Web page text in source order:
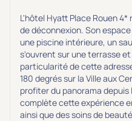
L'hôtel Hyatt Place Rouen
de déconnexion. Son
une piscine intérieure, un
s'ouvrent sur une terrasse
particularité de cette
180 degrés sur la Ville aux
profiter du panorama
complète cette expérience
ainsi que des soins de